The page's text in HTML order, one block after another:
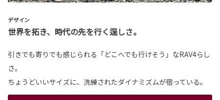
デザイン
世界を拓き、時代の先を行く逞しさ。
引きでも寄りでも感じられる「どこへでも行けそう」なRAV4らし
さ。
ちょうどいいサイズに、洗練されたダイナミズムが宿っている。